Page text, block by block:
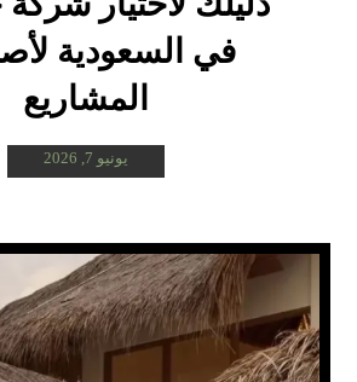
في السعودية
المشاريع
يونيو 7, 2026